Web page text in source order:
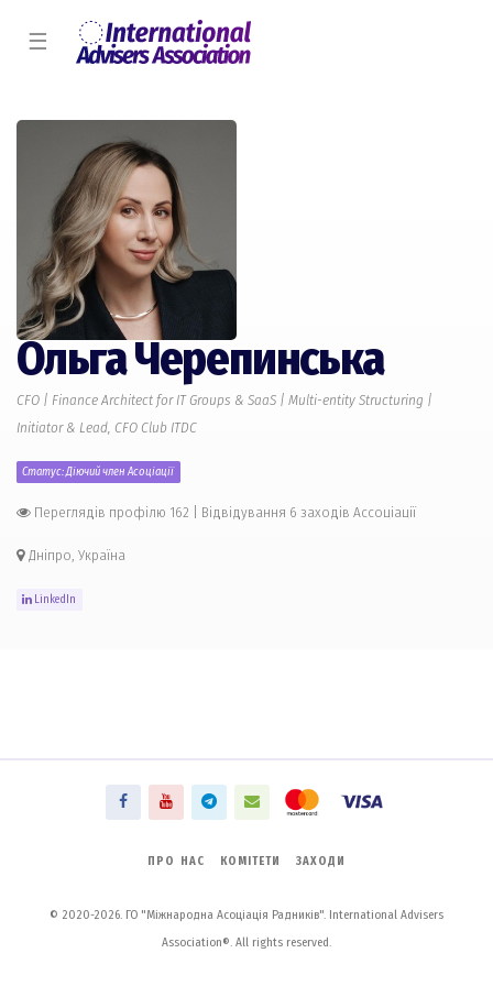
☰
Ольга Черепинська
CFO | Finance Architect for IT Groups & SaaS | Multi-entity Structuring |
Initiator & Lead, CFO Club ITDC
Статус: Діючий член Асоціації
Переглядів профілю 162 Відвідування 6 заходів Ассоціації
Дніпро, Україна
LinkedIn
ПРО НАС КОМІТЕТИ ЗАХОДИ
© 2020-2026. ГО "Міжнародна Асоціація Радників". International Advisers
Association®. All rights reserved.